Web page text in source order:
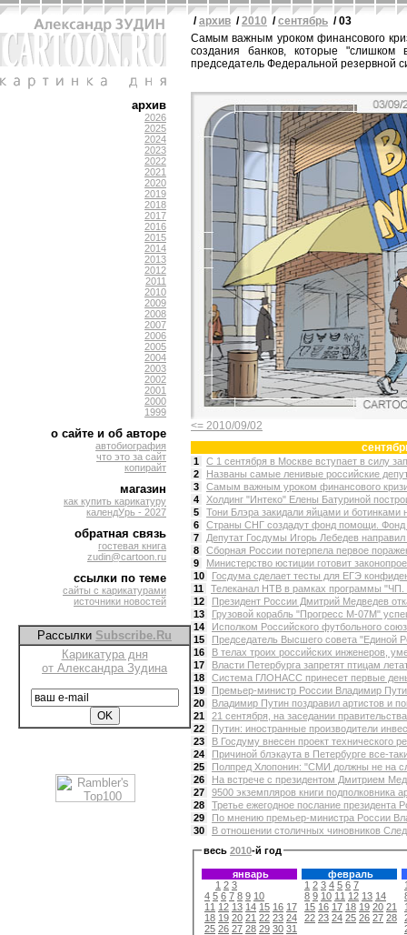
архив
2026
2025
2024
2023
2022
2021
2020
2019
2018
2017
2016
2015
2014
2013
2012
2011
2010
2009
2008
2007
2006
2005
2004
2003
2002
2001
2000
1999
о сайте и об авторе
автобиография
что это за сайт
копирайт
магазин
как купить карикатуру
календУрь - 2027
обратная связь
гостевая книга
zudin@cartoon.ru
ссылки по теме
сайты с карикатурами
источники новостей
Рассылки Subscribe.Ru
Карикатура дня
от Александра Зудина
/архив /2010 /сентябрь / 03
Самым важным уроком финансового
создания банков, которые
председатель Федеральной резервной
<= 2010/09/02
1
С 1 сентября в Москве вступает в силу
2
Названы самые ленивые российские
3
Самым важным уроком финансового
4
Холдинг "Интеко" Елены Батуриной
5
Тони Блэра закидали яйцами и ботинками
6
Страны СНГ создадут фонд помощи. Фонд
7
Депутат Госдумы Игорь Лебедев
8
Сборная России потерпела первое
9
Министерство юстиции готовит
10
Госдума сделает тесты для ЕГЭ
11
Телеканал НТВ в рамках программы "ЧП.
12
Президент России Дмитрий Медведев
13
Грузовой корабль "Прогресс М-07М"
14
Исполком Российского футбольного
15
Председатель Высшего совета "Единой
16
В телах троих российских инженеров,
17
Власти Петербурга запретят птицам
18
Система ГЛОНАСС принесет первые
19
Премьер-министр России Владимир
20
Владимир Путин поздравил артистов и
21
21 сентября, на заседании
22
Путин: иностранные производители
23
В Госдуму внесен проект технического
24
Причиной блэкаута в Петербурге все-
25
Полпред Хлопонин: "СМИ должны не на
26
На встрече с президентом Дмитрием
27
9500 экземпляров книги
28
Третье ежегодное послание президента
29
По мнению премьер-министра России
30
В отношении столичных чиновников
весь 2010-й год
январь
1 2 3
4 5 6 7 8 9 10
11 12 13 14 15 16 17
18 19 20 21 22 23 24
25 26 27 28 29 30 31
февраль
1 2 3 4 5 6 7
8 9 10 11 12 13 14
15 16 17 18 19 20 21
22 23 24 25 26 27 28